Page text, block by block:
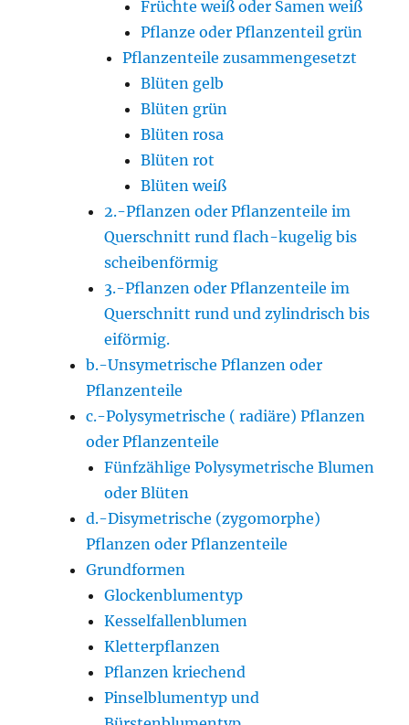
Früchte weiß oder Samen weiß
Pflanze oder Pflanzenteil grün
Pflanzenteile zusammengesetzt
Blüten gelb
Blüten grün
Blüten rosa
Blüten rot
Blüten weiß
2.-Pflanzen oder Pflanzenteile im
Querschnitt rund flach-kugelig bis
scheibenförmig
3.-Pflanzen oder Pflanzenteile im
Querschnitt rund und zylindrisch bis
eiförmig.
b.-Unsymetrische Pflanzen oder
Pflanzenteile
c.-Polysymetrische ( radiäre) Pflanzen
oder Pflanzenteile
Fünfzählige Polysymetrische Blumen
oder Blüten
d.-Disymetrische (zygomorphe)
Pflanzen oder Pflanzenteile
Grundformen
Glockenblumentyp
Kesselfallenblumen
Kletterpflanzen
Pflanzen kriechend
Pinselblumentyp und